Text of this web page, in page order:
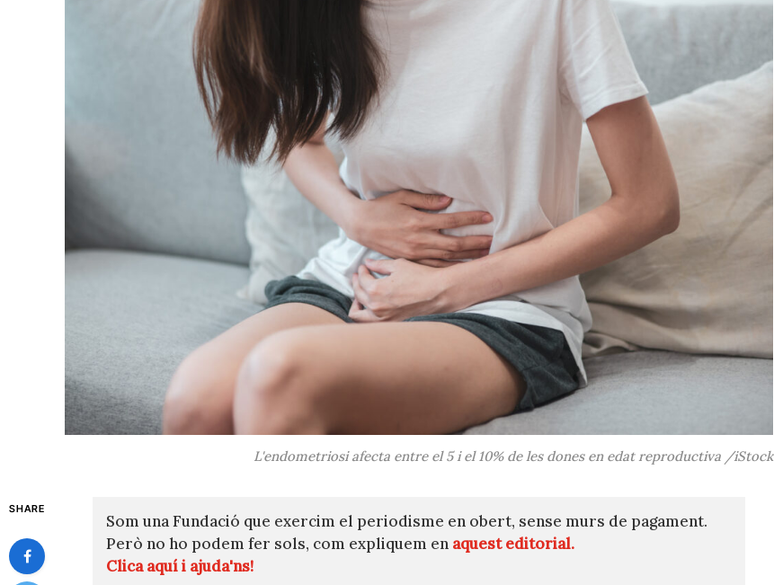
L'endometriosi afecta entre el 5 i el 10% de les dones en edat reproductiva /iStock
SHARE
Som una Fundació que exercim el periodisme en obert, sense murs de pagament.
Però no ho podem fer sols, com expliquem en aquest editorial.
Clica aquí i ajuda'ns!